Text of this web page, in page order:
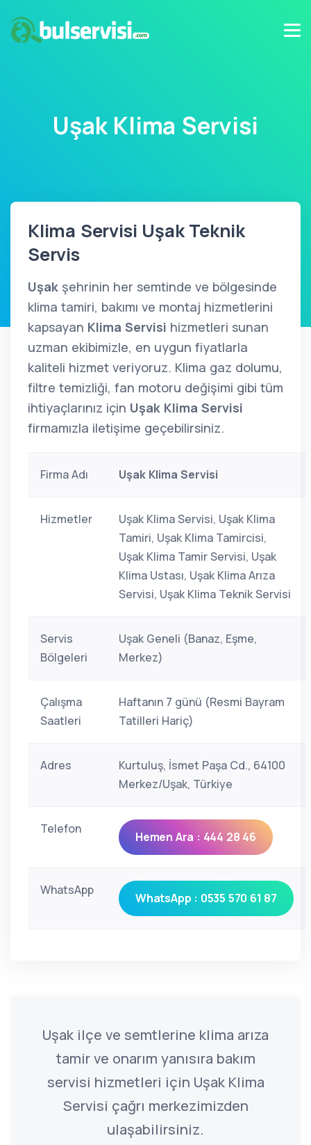
Uşak Klima Servisi
Klima Servisi Uşak Teknik
Servis
Uşak şehrinin her semtinde ve bölgesinde
klima tamiri, bakımı ve montaj hizmetlerini
kapsayan Klima Servisi hizmetleri sunan
uzman ekibimizle, en uygun fiyatlarla
kaliteli hizmet veriyoruz. Klima gaz dolumu,
filtre temizliği, fan motoru değişimi gibi tüm
ihtiyaçlarınız için Uşak Klima Servisi
firmamızla iletişime geçebilirsiniz.
Firma Adı Uşak Klima Servisi
Hizmetler
Uşak Klima Servisi, Uşak Klima
Tamiri, Uşak Klima Tamircisi,
Uşak Klima Tamir Servisi, Uşak
Klima Ustası, Uşak Klima Arıza
Servisi, Uşak Klima Teknik Servisi
Servis
Bölgeleri
Uşak Geneli (Banaz, Eşme,
Merkez)
Çalışma
Saatleri
Haftanın 7 günü (Resmi Bayram
Tatilleri Hariç)
Adres
Kurtuluş, İsmet Paşa Cd., 64100
Merkez/Uşak, Türkiye
Telefon
Hemen Ara : 444 28 46
WhatsApp
WhatsApp : 0535 570 61 87
Uşak ilçe ve semtlerine klima arıza
tamir ve onarım yanısıra bakım
servisi hizmetleri için Uşak Klima
Servisi çağrı merkezimizden
ulaşabilirsiniz.